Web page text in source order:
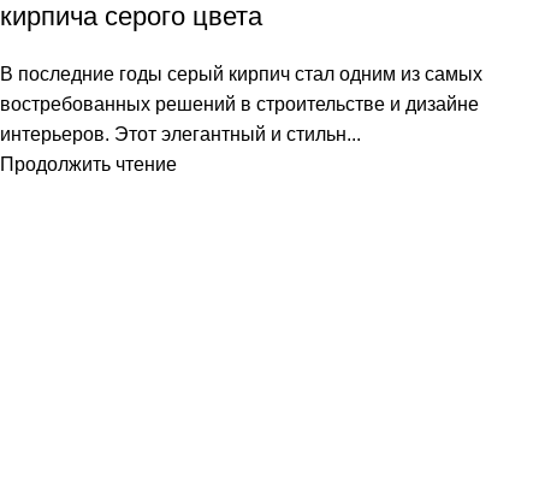
кирпича серого цвета
В последние годы серый кирпич стал одним из самых
востребованных решений в строительстве и дизайне
интерьеров. Этот элегантный и стильн...
Продолжить чтение